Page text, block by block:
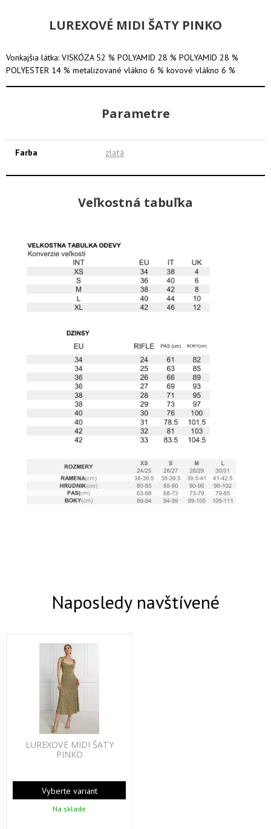
LUREXOVÉ MIDI ŠATY PINKO
Vonkajšia látka: VISKÓZA 52 % POLYAMID 28 % POLYAMID 28 %
POLYESTER 14 % metalizované vlákno 6 % kovové vlákno 6 %
Parametre
Farba zlatá
Veľkostná tabuľka
Naposledy navštívené
LUREXOVÉ MIDI ŠATY
PINKO
Vyberte variant
Na sklade